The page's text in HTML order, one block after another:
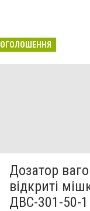
ОГОЛОШЕННЯ
Дозатор
відкриті
ДВС-301-50-1